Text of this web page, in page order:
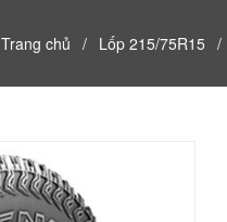
Trang chủ / Lốp 215/75R15 /